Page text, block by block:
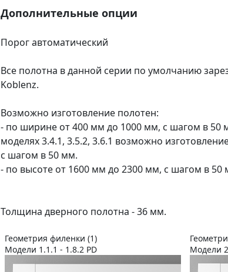
Дополнительные опции
Порог автоматический
Все полотна в данной серии по умолчанию
Koblenz.
Возможно изготовление полотен:
- по ширине от 400 мм до 1000 мм, с шагом в 50
моделях 3.4.1, 3.5.2, 3.6.1 возможно
с шагом в 50 мм.
- по высоте от 1600 мм до 2300 мм, с шагом в 50
Толщина дверного полотна - 36 мм.
Геометрия филенки (1)
Модели 1.1.1 - 1.8.2 PD
Модели